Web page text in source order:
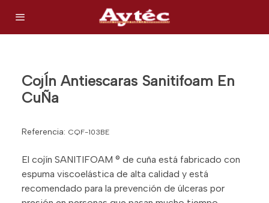
CojÍn Antiescaras Sanitifoam En
CuÑa
Referencia: CQF-103BE
El cojín SANITIFOAM ® de cuña está fabricado con
espuma viscoelástica de alta calidad y está
recomendado para la prevención de úlceras por